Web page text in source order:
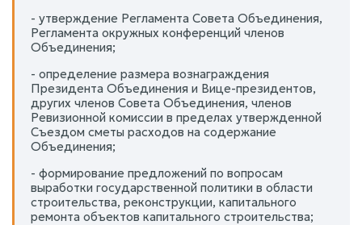
- утверждение Регламента Совета Объединения,
Регламента окружных конференций членов
Объединения;
- определение размера вознаграждения
Президента Объединения и Вице-президентов,
других членов Совета Объединения, членов
Ревизионной комиссии в пределах утвержденной
Съездом сметы расходов на содержание
Объединения;
- формирование предложений по вопросам
выработки государственной политики в области
строительства, реконструкции, капитального
ремонта объектов капитального строительства;